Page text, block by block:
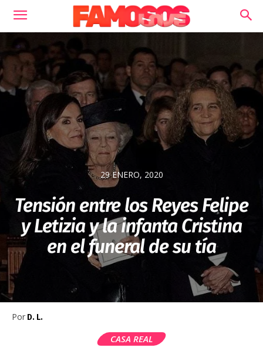
29 ENERO, 2020
Tensión entre los Reyes Felipe
y Letizia y la infanta Cristina
en el funeral de su tía
Por D. L.
CASA REAL